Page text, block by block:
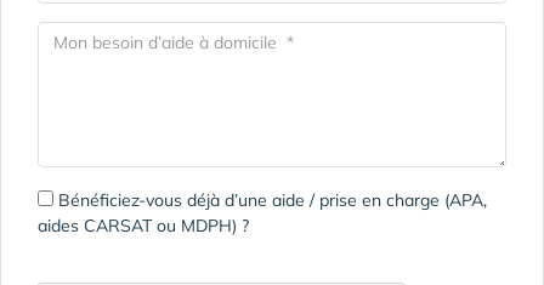
Bénéficiez-vous déjà d’une aide / prise en charge (APA,
aides CARSAT ou MDPH) ?